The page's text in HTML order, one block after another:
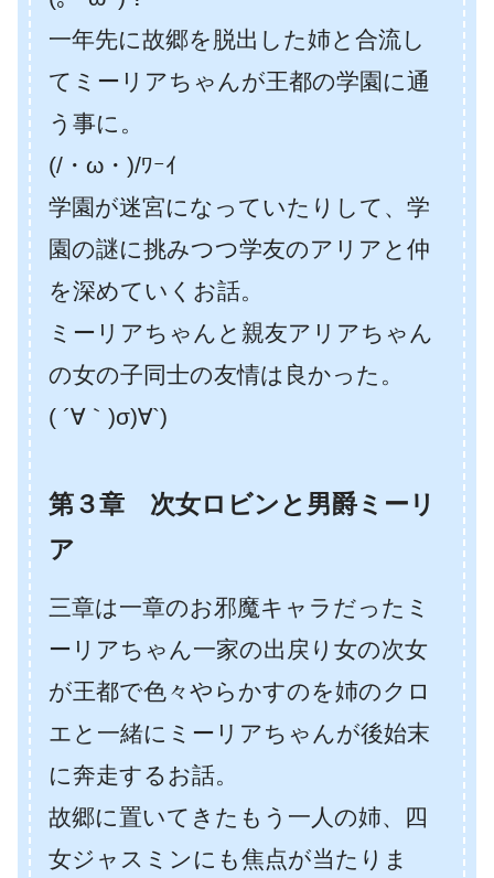
一年先に故郷を脱出した姉と合流し
てミーリアちゃんが王都の学園に通
う事に。
(/・ω・)/ﾜｰｲ
学園が迷宮になっていたりして、学
園の謎に挑みつつ学友のアリアと仲
を深めていくお話。
ミーリアちゃんと親友アリアちゃん
の女の子同士の友情は良かった。
( ´∀｀)σ)∀`)
第３章 次女ロビンと男爵ミーリ
ア
三章は一章のお邪魔キャラだったミ
ーリアちゃん一家の出戻り女の次女
が王都で色々やらかすのを姉のクロ
エと一緒にミーリアちゃんが後始末
に奔走するお話。
故郷に置いてきたもう一人の姉、四
女ジャスミンにも焦点が当たりま